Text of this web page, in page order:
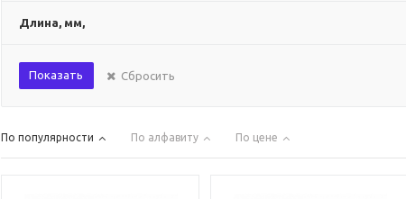
Длина, мм,
Показать Сбросить
По популярности По алфавиту По цене